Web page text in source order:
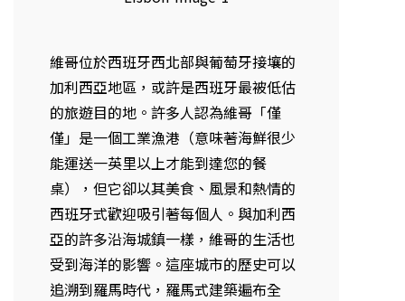
維哥位於西班牙西北部與葡萄牙接壤的
加利西亞地區，或許是西班牙最被低估
的旅遊目的地。許多人認為維哥「僅
僅」是一個工業漁港（意味著海鮮很少
能運送一英里以上才能到達您的餐
桌），但它卻以其美食、風景和熱情的
西班牙式歡迎吸引著每個人。與加利西
亞的許多沿海城鎮一樣，維哥的生活也
受到海洋的影響。這座城市的歷史可以
追溯到羅馬時代，羅馬式建築遍布全